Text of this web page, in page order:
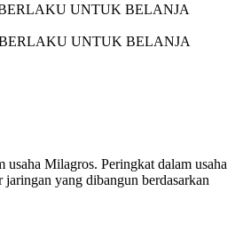
UNTUK BELANJA
UNTUK BELANJA
usaha Milagros. Peringkat dalam usaha
yang dibangun berdasarkan